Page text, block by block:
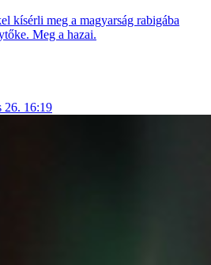
kísérli meg a magyarság rabigába
Meg a hazai.
26. 16:19